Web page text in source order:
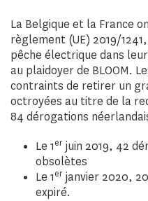
La Belgique et la France
règlement (UE) 2019/
pêche électrique dans
au plaidoyer de BLOOM.
contraints de retirer un
octroyées au titre de la
84 dérogations
Le 1er juin 2019, 42
obsolètes
Le 1er janvier 2020,
expiré.